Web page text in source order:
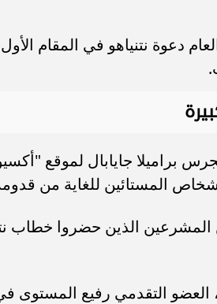
دعوة نتنياهو في المقام
براميلا جايابال لموقع
المستائين للغاية من
العضو التقدمي رفيع